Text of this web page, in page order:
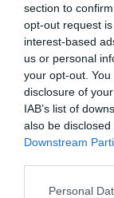
section to
opt-out request
interest-based
us or personal
your opt-out.
disclosure of
IAB’s list of
also be
Downstream
Please note that
Personal
PRONEWS.GR /
Περί
Τρομάζει
06.02.2026 | 06:58